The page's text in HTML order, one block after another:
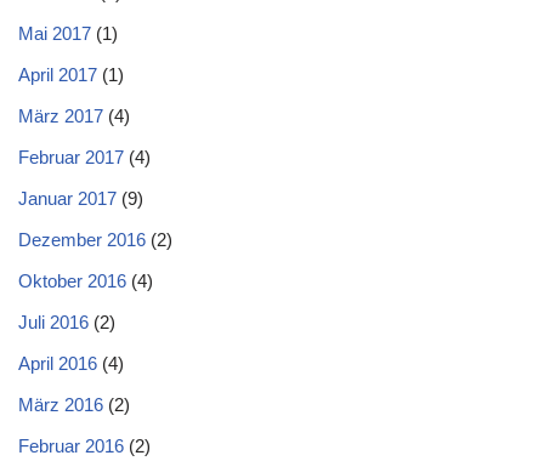
Mai 2017 (1)
April 2017 (1)
März 2017 (4)
Februar 2017 (4)
Januar 2017 (9)
Dezember 2016 (2)
Oktober 2016 (4)
Juli 2016 (2)
April 2016 (4)
März 2016 (2)
Februar 2016 (2)